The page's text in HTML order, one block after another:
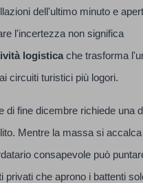
dell'ultimo minuto e
l'incertezza non significa
logistica che trasforma
circuiti turistici più logori.
di fine dicembre richiede una
Mentre la massa si
consapevole può
che aprono i battenti